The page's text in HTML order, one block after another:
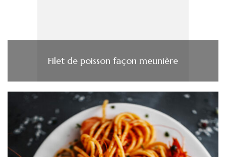
Filet de poisson façon meunière